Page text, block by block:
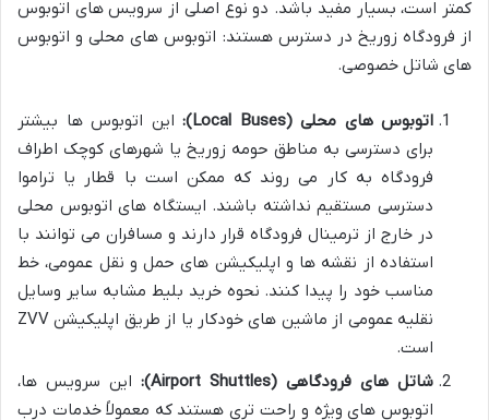
کمتر است، بسیار مفید باشد. دو نوع اصلی از سرویس های اتوبوس
از فرودگاه زوریخ در دسترس هستند: اتوبوس های محلی و اتوبوس
های شاتل خصوصی.
اتوبوس های محلی (Local Buses):
این اتوبوس ها بیشتر
برای دسترسی به مناطق حومه زوریخ یا شهرهای کوچک اطراف
فرودگاه به کار می روند که ممکن است با قطار یا تراموا
دسترسی مستقیم نداشته باشند. ایستگاه های اتوبوس محلی
در خارج از ترمینال فرودگاه قرار دارند و مسافران می توانند با
استفاده از نقشه ها و اپلیکیشن های حمل و نقل عمومی، خط
مناسب خود را پیدا کنند. نحوه خرید بلیط مشابه سایر وسایل
نقلیه عمومی از ماشین های خودکار یا از طریق اپلیکیشن ZVV
است.
شاتل های فرودگاهی (Airport Shuttles):
این سرویس ها،
اتوبوس های ویژه و راحت تری هستند که معمولاً خدمات درب